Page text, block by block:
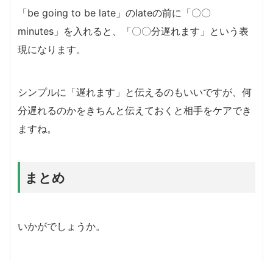
「be going to be late」のlateの前に「〇〇
minutes」を入れると、「〇〇分遅れます」という表
現になります。
シンプルに「遅れます」と伝えるのもいいですが、何
分遅れるのかをきちんと伝えておくと相手をケアでき
ますね。
まとめ
いかがでしょうか。